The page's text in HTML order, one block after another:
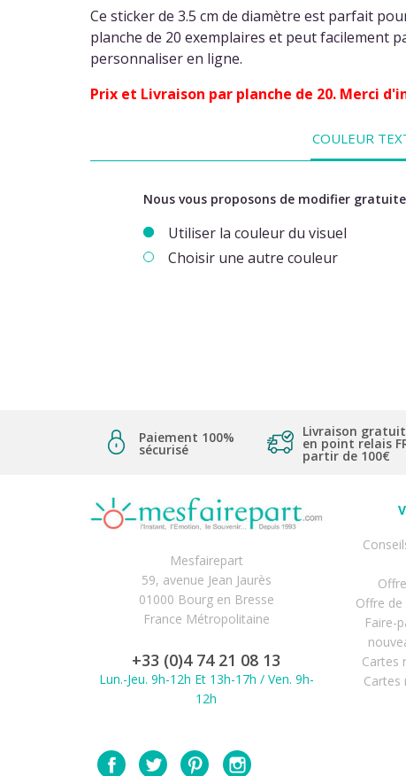
Ce sticker de 3.5 cm de diamètre est parfait
planche de 20 exemplaires et peut facilement
personnaliser en ligne.
Prix et Livraison par planche de 20. Merci
COULEUR
Nous vous proposons de modifier
Utiliser la couleur du visuel
Choisir une autre couleur
Paiement 100%
sécurisé
Livraison
en point relais
partir de 100€
Mesfairepart
59, avenue Jean Jaurès
01000 Bourg en Bresse
France Métropolitaine
+33 (0)4 74 21 08 13
Lun.-Jeu. 9h-12h Et 13h-17h / Ven. 9h-
12h
Offre
Faire-
Cartes
Cartes